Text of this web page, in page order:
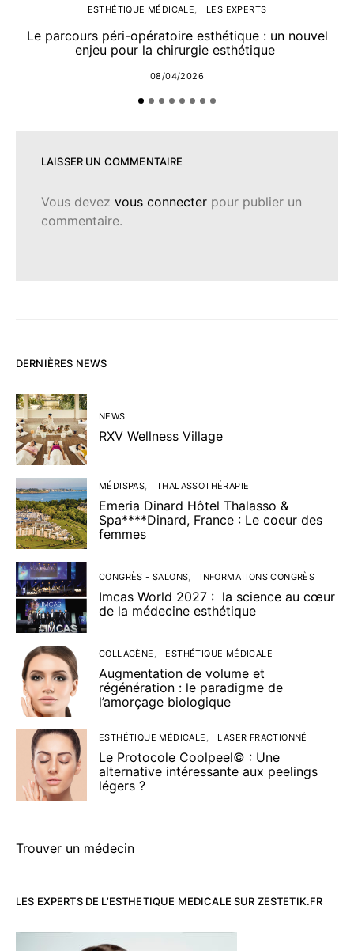
ESTHÉTIQUE MÉDICALE LES EXPERTS
Le parcours péri-opératoire esthétique : un nouvel
enjeu pour la chirurgie esthétique
08/04/2026
LAISSER UN COMMENTAIRE
Vous devez vous connecter pour publier un
commentaire.
DERNIÈRES NEWS
NEWS
RXV Wellness Village
MÉDISPAS THALASSOTHÉRAPIE
Emeria Dinard Hôtel Thalasso &
Spa****Dinard, France : Le coeur des
femmes
CONGRÈS - SALONS INFORMATIONS CONGRÈS
Imcas World 2027 : la science au cœur
de la médecine esthétique
COLLAGÈNE ESTHÉTIQUE MÉDICALE
Augmentation de volume et
régénération : le paradigme de
l’amorçage biologique
ESTHÉTIQUE MÉDICALE LASER FRACTIONNÉ
Le Protocole Coolpeel© : Une
alternative intéressante aux peelings
légers ?
Trouver un médecin
LES EXPERTS DE L’ESTHETIQUE MEDICALE SUR ZESTETIK.FR